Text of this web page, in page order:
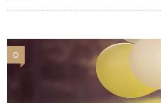
0